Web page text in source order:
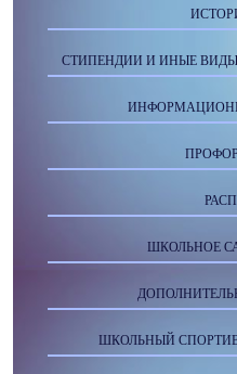
СТИПЕНДИИ И ИНЫЕ
ШКОЛЬНОЕ
ШКОЛЬНЫЙ